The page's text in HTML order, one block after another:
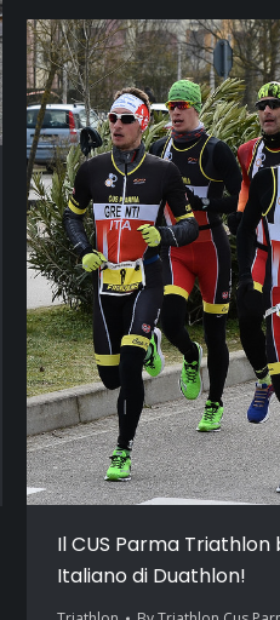
Il CUS Parma
Italiano di Duathlon!